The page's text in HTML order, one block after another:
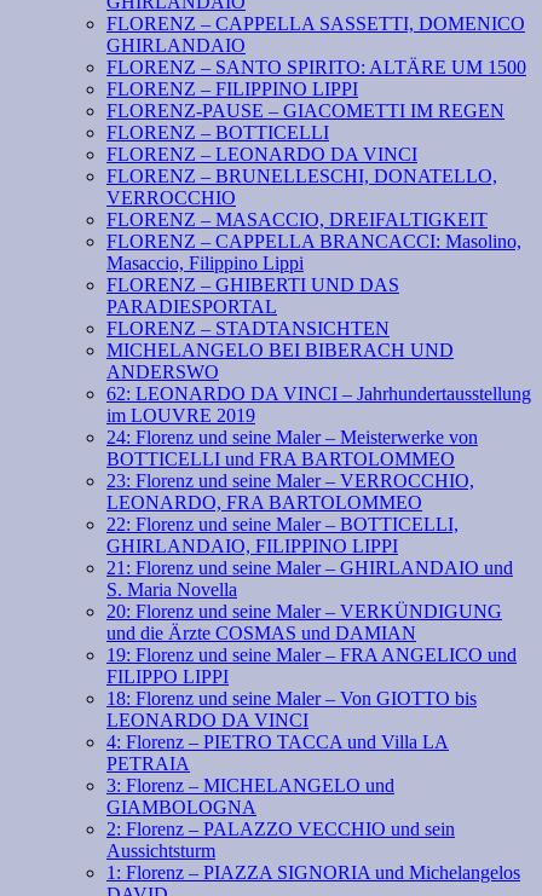
FLORENZ – CAPPELLA SASSETTI, DOMENICO
GHIRLANDAIO
FLORENZ – SANTO SPIRITO: ALTÄRE UM 1500
FLORENZ – FILIPPINO LIPPI
FLORENZ-PAUSE – GIACOMETTI IM REGEN
FLORENZ – BOTTICELLI
FLORENZ – LEONARDO DA VINCI
FLORENZ – BRUNELLESCHI, DONATELLO,
VERROCCHIO
FLORENZ – MASACCIO, DREIFALTIGKEIT
FLORENZ – CAPPELLA BRANCACCI: Masolino,
Masaccio, Filippino Lippi
FLORENZ – GHIBERTI UND DAS
PARADIESPORTAL
FLORENZ – STADTANSICHTEN
MICHELANGELO BEI BIBERACH UND
ANDERSWO
62: LEONARDO DA VINCI – Jahrhundertausstellung
im LOUVRE 2019
24: Florenz und seine Maler – Meisterwerke von
BOTTICELLI und FRA BARTOLOMMEO
23: Florenz und seine Maler – VERROCCHIO,
LEONARDO, FRA BARTOLOMMEO
22: Florenz und seine Maler – BOTTICELLI,
GHIRLANDAIO, FILIPPINO LIPPI
21: Florenz und seine Maler – GHIRLANDAIO und
S. Maria Novella
20: Florenz und seine Maler – VERKÜNDIGUNG
und die Ärzte COSMAS und DAMIAN
19: Florenz und seine Maler – FRA ANGELICO und
FILIPPO LIPPI
18: Florenz und seine Maler – Von GIOTTO bis
LEONARDO DA VINCI
4: Florenz – PIETRO TACCA und Villa LA
PETRAIA
3: Florenz – MICHELANGELO und
GIAMBOLOGNA
2: Florenz – PALAZZO VECCHIO und sein
Aussichtsturm
1: Florenz – PIAZZA SIGNORIA und Michelangelos